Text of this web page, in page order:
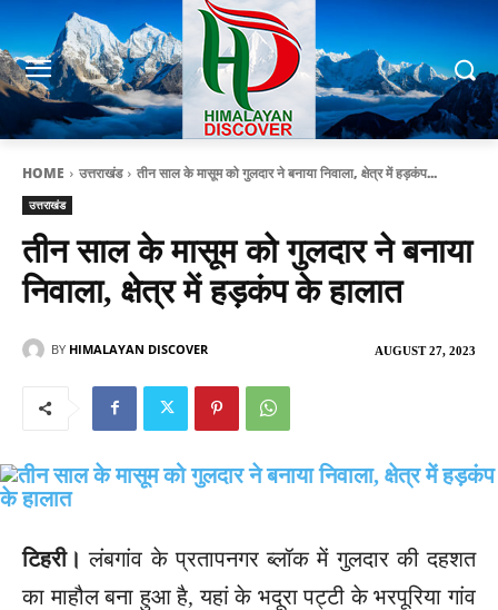
HOME उत्तराखंड तीन साल के मासूम को गुलदार ने बनाया निवाला, क्षेत्र में हड़कंप...
उत्तराखंड
तीन साल के मासूम को गुलदार ने बनाया
निवाला, क्षेत्र में हड़कंप के हालात
AUGUST 27, 2023
BY HIMALAYAN DISCOVER
टिहरी।लंबगांव के प्रतापनगर ब्लॉक में गुलदार की दहशत
का माहौल बना हुआ है, यहां के भदूरा पट्टी के भरपूरिया गांव